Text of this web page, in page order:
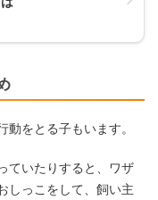
をとる子もいます。
ていたりすると、ワザ
しっこをして、飼い主